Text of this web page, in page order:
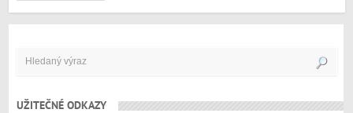
UŽITEČNÉ ODKAZY